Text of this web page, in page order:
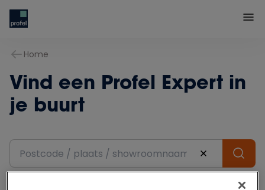
Home
Vind een Profel Expert in
je buurt